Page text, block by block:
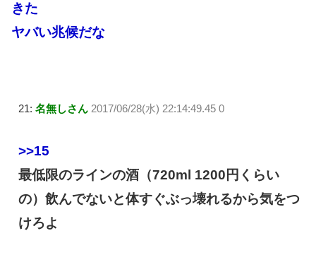
きた
ヤバい兆候だな
21: 名無しさん 2017/06/28(水) 22:14:49.45 0
>>15
最低限のラインの酒（720ml 1200円くらい
の）飲んでないと体すぐぶっ壊れるから気をつ
けろよ